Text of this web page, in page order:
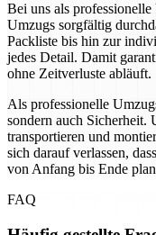
Bei uns als
Umzugs sorgfältig
Packliste bis hin zur
jedes Detail. Damit
ohne Zeitverluste abläuft.
Als professionelle
sondern auch Sicherheit.
transportieren und
sich darauf verlassen,
von Anfang bis Ende
FAQ